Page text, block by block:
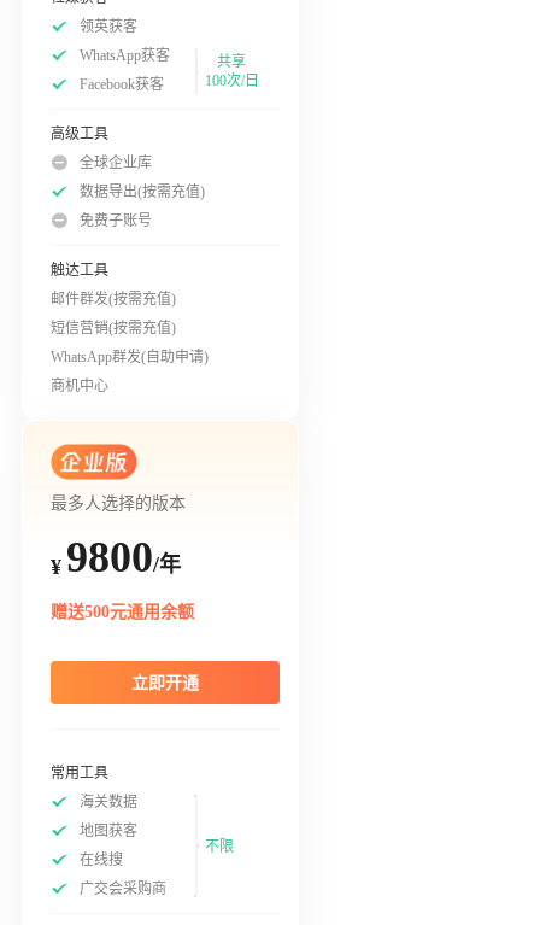
领英获客
WhatsApp获客
Facebook获客
共享
100次/日
高级工具
全球企业库
数据导出(按需充值)
免费子账号
触达工具
邮件群发(按需充值)
短信营销(按需充值)
WhatsApp群发(自助申请)
商机中心
最多人选择的版本
¥ 9800/年
赠送500元通用余额
立即开通
常用工具
海关数据
地图获客
在线搜
广交会采购商
不限